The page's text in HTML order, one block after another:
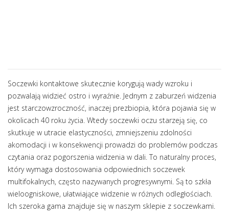
Soczewki kontaktowe skutecznie korygują wady wzroku i
pozwalają widzieć ostro i wyraźnie. Jednym z zaburzeń widzenia
jest starczowzroczność, inaczej prezbiopia, która pojawia się w
okolicach 40 roku życia. Wtedy soczewki oczu starzeją się, co
skutkuje w utracie elastyczności, zmniejszeniu zdolności
akomodacji i w konsekwencji prowadzi do problemów podczas
czytania oraz pogorszenia widzenia w dali. To naturalny proces,
który wymaga dostosowania odpowiednich soczewek
multifokalnych, często nazywanych progresywnymi. Są to szkła
wieloogniskowe, ułatwiające widzenie w różnych odległościach.
Ich szeroka gama znajduje się w naszym sklepie z soczewkami.